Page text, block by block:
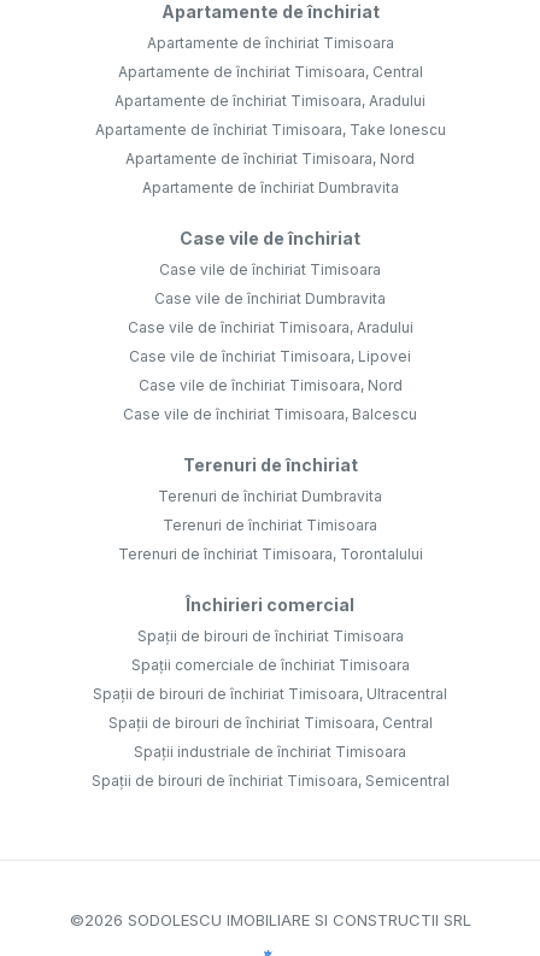
Apartamente de închiriat
Apartamente de închiriat Timisoara
Apartamente de închiriat Timisoara, Central
Apartamente de închiriat Timisoara, Aradului
Apartamente de închiriat Timisoara, Take Ionescu
Apartamente de închiriat Timisoara, Nord
Apartamente de închiriat Dumbravita
Case vile de închiriat
Case vile de închiriat Timisoara
Case vile de închiriat Dumbravita
Case vile de închiriat Timisoara, Aradului
Case vile de închiriat Timisoara, Lipovei
Case vile de închiriat Timisoara, Nord
Case vile de închiriat Timisoara, Balcescu
Terenuri de închiriat
Terenuri de închiriat Dumbravita
Terenuri de închiriat Timisoara
Terenuri de închiriat Timisoara, Torontalului
Închirieri comercial
Spații de birouri de închiriat Timisoara
Spații comerciale de închiriat Timisoara
Spații de birouri de închiriat Timisoara, Ultracentral
Spații de birouri de închiriat Timisoara, Central
Spații industriale de închiriat Timisoara
Spații de birouri de închiriat Timisoara, Semicentral
©2026 SODOLESCU IMOBILIARE SI CONSTRUCTII SRL